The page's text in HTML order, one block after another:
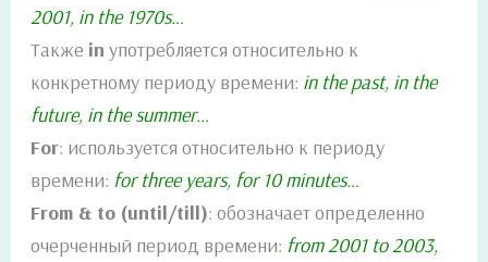
2001, in the 1970s…
Также in употребляется относительно к
конкретному периоду времени: in the past, in the
future, in the summer…
For: используется относительно к периоду
времени: for three years, for 10 minutes…
From & to (until/till): обозначает определенно
очерченный период времени: from 2001 to 2003,